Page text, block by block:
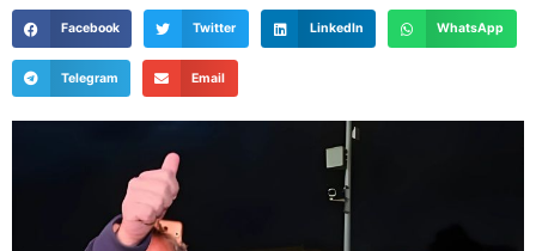
Facebook Twitter LinkedIn WhatsApp
Telegram Email